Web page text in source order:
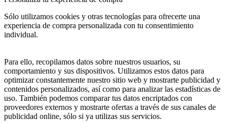
Sólo utilizamos cookies y otras tecnologías para ofrecerte una
experiencia de compra personalizada con tu consentimiento
individual.
Para ello, recopilamos datos sobre nuestros usuarios, su
comportamiento y sus dispositivos. Utilizamos estos datos para
optimizar constantemente nuestro sitio web y mostrarte publicidad y
contenidos personalizados, así como para analizar las estadísticas de
uso. También podemos comparar tus datos encriptados con
proveedores externos y mostrarte ofertas a través de sus canales de
publicidad online, sólo si ya utilizas sus servicios.